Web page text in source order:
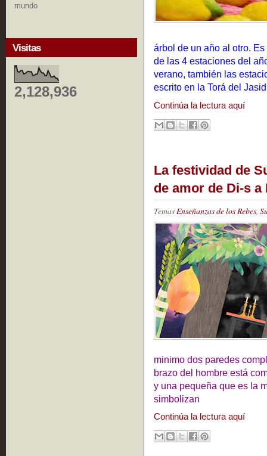
mundo
Visitas
2,128,936
árbol de un año al otro.
de las 4 estaciones del
verano, también las
escrito en la Torá del
Continúa la lectura aquí
La festividad de
de amor de Di-s a
Temas Enseñanzas de los Rebes
minimo dos paredes
brazo del hombre está
y una pequeña que es la
simbolizan
Continúa la lectura aquí